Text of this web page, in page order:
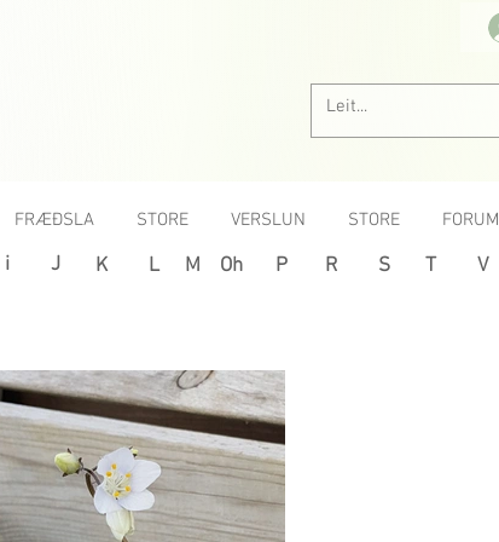
FRÆÐSLA STORE VERSLUN STORE FORUM
i J K L M Oh P R S T V